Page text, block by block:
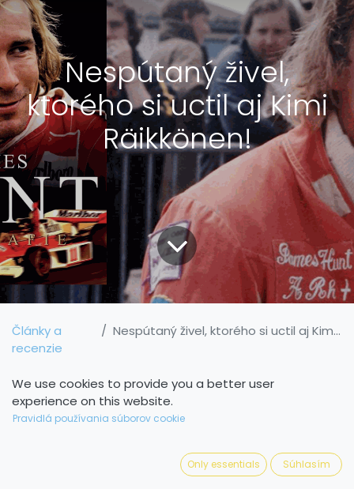
Nespútaný živel,
ktorého si uctil aj Kimi
Räikkönen!
Články a
recenzie
Nespútaný živel, ktorého si uctil aj Kimi Räikkönen!
Súčasťou Formuly 1 bol len šesť rokov, no za
ten čas si dokázalJames Hunt
renomé jedného z najlepších pretekárov na
tomu, že vybojoval „iba“ jeden majstrovský
We use cookies to provide you a better user
experience on this website.
Pravidlá používania súborov cookie
Only essentials Súhlasím